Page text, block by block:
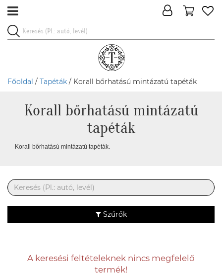
Főoldal / Tapéták / Korall bőrhatású mintázatú tapéták
Korall bőrhatású mintázatú
tapéták
Korall bőrhatású mintázatú tapéták.
Szűrők
A keresési feltételeknek nincs megfelelő
termék!